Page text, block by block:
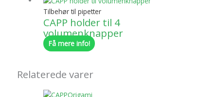
Tilbehør til pipetter
CAPP holder til 4
volumenknapper
Få mere info!
Relaterede varer